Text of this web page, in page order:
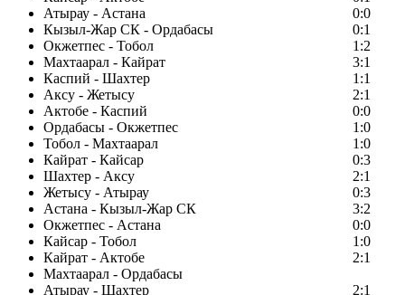
Атырау - Астана
0:0
Кызыл-Жар СК - Ордабасы
0:1
Окжетпес - Тобол
1:2
Махтаарал - Кайрат
3:1
Каспий - Шахтер
1:1
Аксу - Жетысу
2:1
Актобе - Каспий
0:0
Ордабасы - Окжетпес
1:0
Тобол - Махтаарал
1:0
Кайрат - Кайсар
0:3
Шахтер - Аксу
2:1
Жетысу - Атырау
0:3
Астана - Кызыл-Жар СК
3:2
Окжетпес - Астана
0:0
Кайсар - Тобол
1:0
Кайрат - Актобе
2:1
Махтаарал - Ордабасы
Атырау - Шахтер
2:1